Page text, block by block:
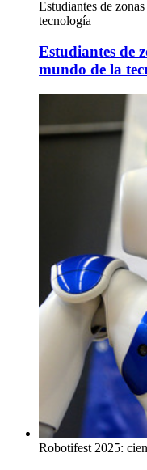
Estudiantes de
tecnología
Estudiantes de
mundo de la
Robotifest 2025: